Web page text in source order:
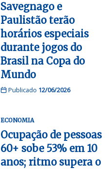
Savegnago e
Paulistão terão
horários especiais
durante jogos do
Brasil na Copa do
Mundo
Publicado 12/06/2026
ECONOMIA
Ocupação de pessoas
60+ sobe 53% em 10
anos; ritmo supera o